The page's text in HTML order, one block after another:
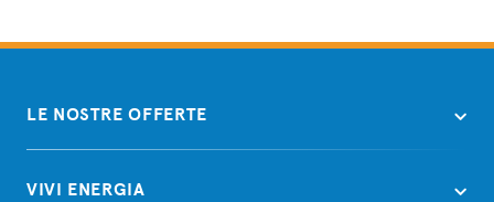
LE NOSTRE OFFERTE
VIVI ENERGIA